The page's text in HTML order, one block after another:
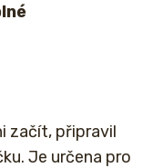
začít, připravil
Je určena pro